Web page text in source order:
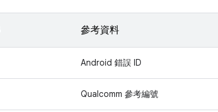
參考資料
Android 錯誤 ID
Qualcomm 參考編號